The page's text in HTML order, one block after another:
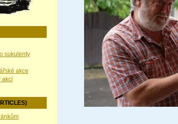
sukulenty
akce
akcí